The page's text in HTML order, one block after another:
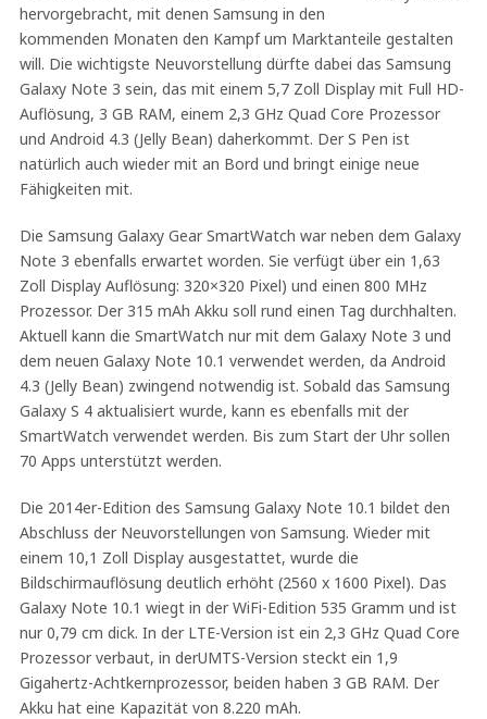
hervorgebracht, mit denen Samsung in den
kommenden Monaten den Kampf um Marktanteile gestalten
will. Die wichtigste Neuvorstellung dürfte dabei das Samsung
Galaxy Note 3 sein, das mit einem 5,7 Zoll Display mit Full HD-
Auflösung, 3 GB RAM, einem 2,3 GHz Quad Core Prozessor
und Android 4.3 (Jelly Bean) daherkommt. Der S Pen ist
natürlich auch wieder mit an Bord und bringt einige neue
Fähigkeiten mit.
Die Samsung Galaxy Gear SmartWatch war neben dem Galaxy
Note 3 ebenfalls erwartet worden. Sie verfügt über ein 1,63
Zoll Display Auflösung: 320×320 Pixel) und einen 800 MHz
Prozessor. Der 315 mAh Akku soll rund einen Tag durchhalten.
Aktuell kann die SmartWatch nur mit dem Galaxy Note 3 und
dem neuen Galaxy Note 10.1 verwendet werden, da Android
4.3 (Jelly Bean) zwingend notwendig ist. Sobald das Samsung
Galaxy S 4 aktualisiert wurde, kann es ebenfalls mit der
SmartWatch verwendet werden. Bis zum Start der Uhr sollen
70 Apps unterstützt werden.
Die 2014er-Edition des Samsung Galaxy Note 10.1 bildet den
Abschluss der Neuvorstellungen von Samsung. Wieder mit
einem 10,1 Zoll Display ausgestattet, wurde die
Bildschirmauflösung deutlich erhöht (2560 x 1600 Pixel). Das
Galaxy Note 10.1 wiegt in der WiFi-Edition 535 Gramm und ist
nur 0,79 cm dick. In der LTE-Version ist ein 2,3 GHz Quad Core
Prozessor verbaut, in derUMTS-Version steckt ein 1,9
Gigahertz-Achtkernprozessor, beiden haben 3 GB RAM. Der
Akku hat eine Kapazität von 8.220 mAh.